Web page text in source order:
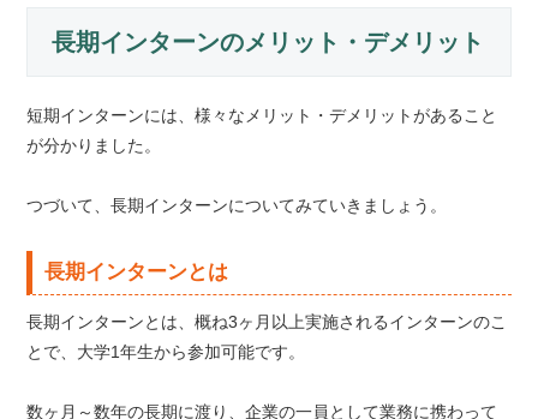
長期インターンのメリット・デメリット
短期インターンには、様々なメリット・デメリットがあること
が分かりました。
つづいて、長期インターンについてみていきましょう。
長期インターンとは
長期インターンとは、概ね3ヶ月以上実施されるインターンのこ
とで、大学1年生から参加可能です。
数ヶ月～数年の長期に渡り、企業の一員として業務に携わって